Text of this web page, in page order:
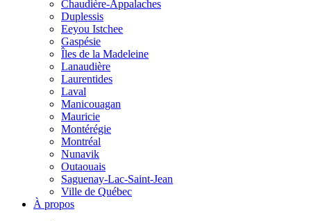
Chaudière-Appalaches
Duplessis
Eeyou Istchee
Gaspésie
Îles de la Madeleine
Lanaudière
Laurentides
Laval
Manicouagan
Mauricie
Montérégie
Montréal
Nunavik
Outaouais
Saguenay-Lac-Saint-Jean
Ville de Québec
À propos